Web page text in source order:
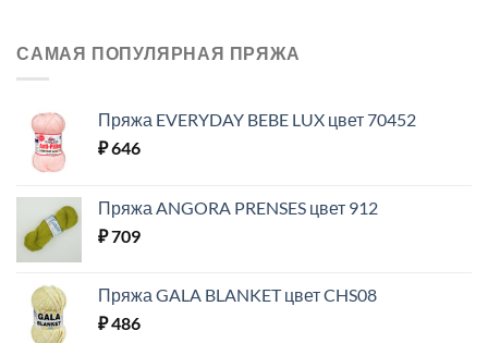
САМАЯ ПОПУЛЯРНАЯ ПРЯЖА
Пряжа EVERYDAY BEBE LUX цвет 70452
₽646
Пряжа ANGORA PRENSES цвет 912
₽709
Пряжа GALA BLANKET цвет CHS08
₽486